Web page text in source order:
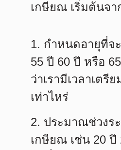
เกษียณ เริ่มต้นจา
1. กำหนดอายุที่จ
55 ปี 60 ปี หรือ
ว่าเรามีเวลาเตรี
เท่าไหร่
2. ประมาณช่วงร
เกษียณ เช่น 20 ปี